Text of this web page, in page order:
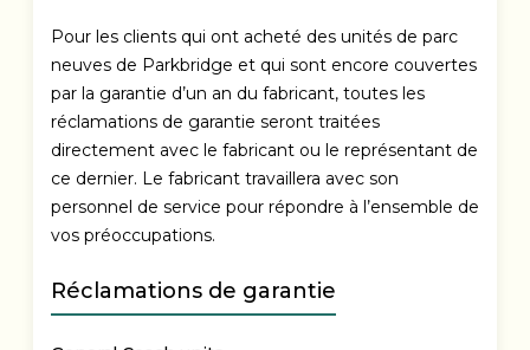
Pour les clients qui ont acheté des unités de parc
neuves de Parkbridge et qui sont encore couvertes
par la garantie d’un an du fabricant, toutes les
réclamations de garantie seront traitées
directement avec le fabricant ou le représentant de
ce dernier. Le fabricant travaillera avec son
personnel de service pour répondre à l’ensemble de
vos préoccupations.
Réclamations de garantie